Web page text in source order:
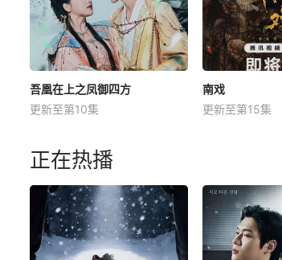
吾凰在上之凤御四方
更新至第10集
南戏
更新至第15集
正在热播